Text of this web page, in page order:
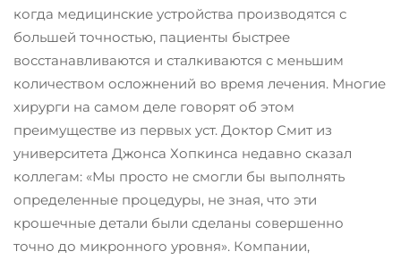
когда медицинские устройства производятся с
большей точностью, пациенты быстрее
восстанавливаются и сталкиваются с меньшим
количеством осложнений во время лечения. Многие
хирурги на самом деле говорят об этом
преимуществе из первых уст. Доктор Смит из
университета Джонса Хопкинса недавно сказал
коллегам: «Мы просто не смогли бы выполнять
определенные процедуры, не зная, что эти
крошечные детали были сделаны совершенно
точно до микронного уровня». Компании,